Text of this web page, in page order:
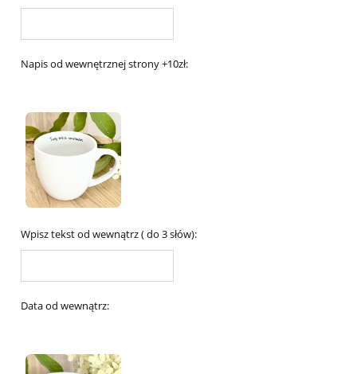
Napis od wewnętrznej strony +10zł:
Wpisz tekst od wewnątrz ( do 3 słów):
Data od wewnątrz: